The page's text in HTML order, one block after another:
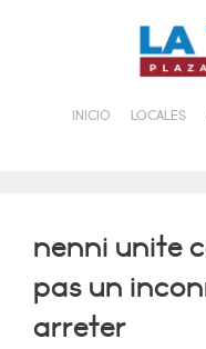
INICIO LOCALES
nenni unite
pas un
arreter